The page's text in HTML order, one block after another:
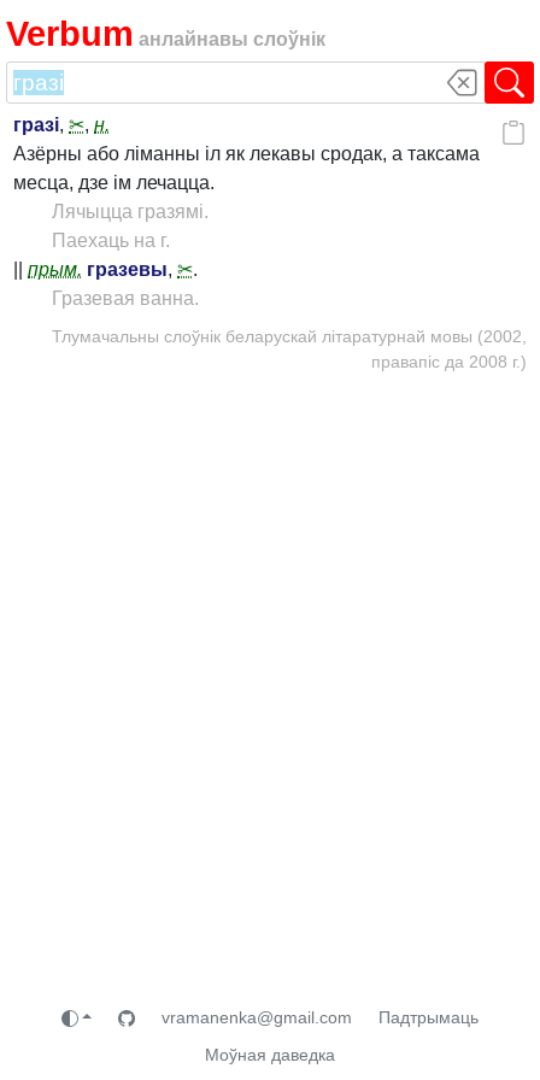
Verbum анлайнавы слоўнік
гразі, ✂, н.
Азёрны або ліманны іл як лекавы сродак, а таксама
месца, дзе ім лечацца.
Лячыцца гразямі.
Паехаць на г.
прым. гразевы, ✂.
Гразевая ванна.
Тлумачальны слоўнік беларускай літаратурнай мовы (2002,
правапіс да 2008 г.)
vramanenka@gmail.com
Падтрымаць
Моўная даведка